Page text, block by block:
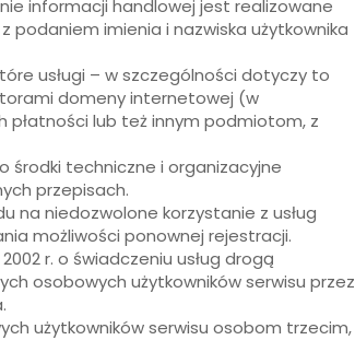
informacji handlowej jest realizowane
podaniem imienia i nazwiska użytkownika
usługi – w szczególności dotyczy to
domeny internetowej (w
płatności lub też innym podmiotom, z
środki techniczne i organizacyjne
przepisach.
na niedozwolone korzystanie z usług
możliwości ponownej rejestracji.
r. o świadczeniu usług drogą
osobowych użytkowników serwisu przez
użytkowników serwisu osobom trzecim,